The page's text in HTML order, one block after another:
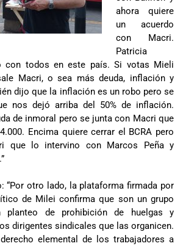
ahora quiere
un acuerdo
con Macri.
Patricia
con todos en este país. Si votas Mieli
Macri, o sea más deuda, inflación y
dijo que la inflación es un robo pero se
nos dejó arriba del 50% de inflación.
de inmoral pero se junta con Macri que
Encima quiere cerrar el BCRA pero
que lo intervino con Marcos Peña y
“Por otro lado, la plataforma firmada por
de Milei confirma que son un grupo
planteo de prohibición de huelgas y
dirigentes sindicales que las organicen.
elemental de los trabajadores a